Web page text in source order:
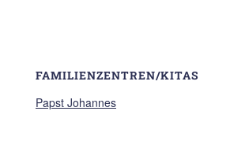
FAMILIENZENTREN/KITAS
Papst Johannes